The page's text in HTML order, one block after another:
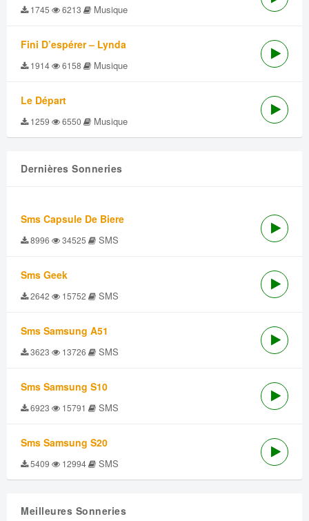
1745 6213 Musique
Fini D’espérer – Lynda
1914 6158 Musique
Le Départ
1259 6550 Musique
Dernières Sonneries
Sms Capsule De Biere
8996 34525 SMS
Sms Geek
2642 15752 SMS
Sms Samsung A51
3623 13726 SMS
Sms Samsung S10
6923 15791 SMS
Sms Samsung S20
5409 12994 SMS
Meilleures Sonneries